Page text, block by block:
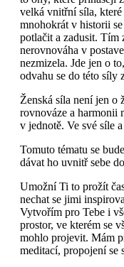
velká vnitřní síla,
mnohokrát v historii
potlačit a zadusit. Tím
nerovnováha v
nezmizela. Jde jen o
odvahu se do této síly
Ženská síla není jen o
rovnováze a harmonii
v jednotě. Ve své síle
Tomuto tématu se
dávat ho uvnitř sebe
Umožní Ti to prožít
nechat se jimi
Vytvořím pro Tebe i
prostor, ve kterém se
mohlo projevit. Mám
meditací, propojení